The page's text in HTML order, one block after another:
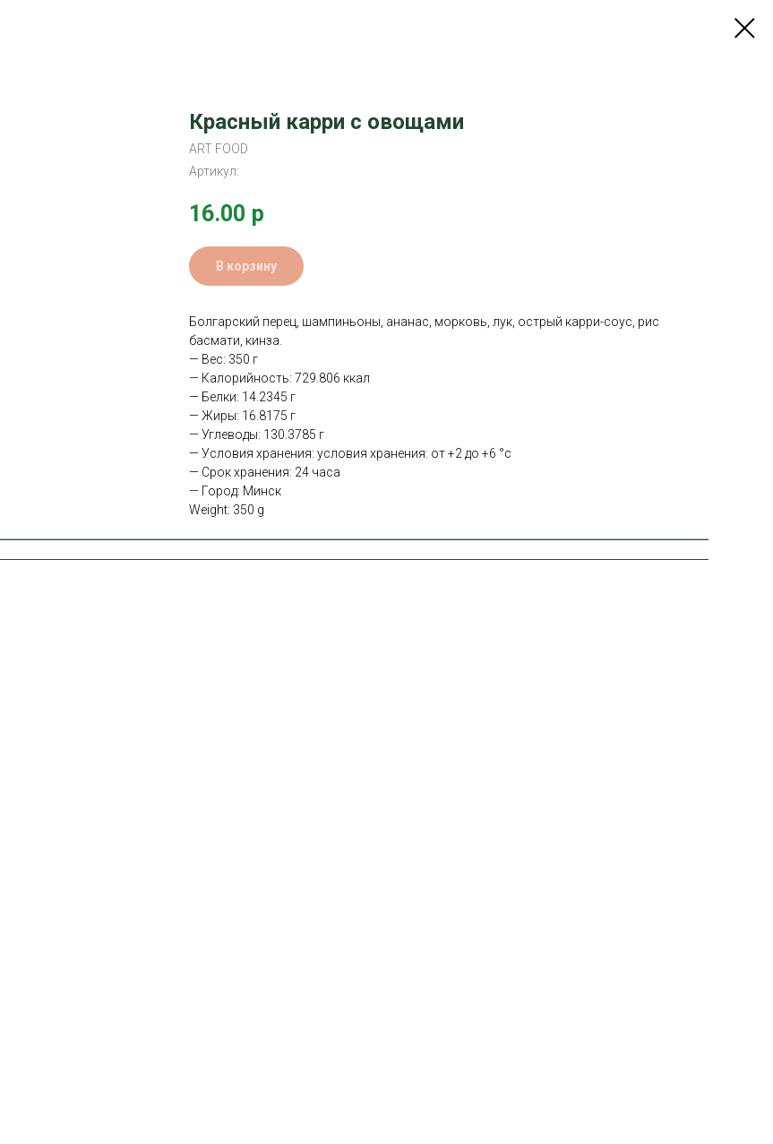
Красный карри с овощами
ART FOOD
Артикул:
16.00 р
В корзину
Болгарский перец, шампиньоны, ананас, морковь, лук, острый карри-соус, рис
басмати, кинза.
— Вес: 350 г
— Калорийность: 729.806 ккал
— Белки: 14.2345 г
— Жиры: 16.8175 г
— Углеводы: 130.3785 г
— Условия хранения: условия хранения: от +2 до +6 °с
— Срок хранения: 24 часа
— Город: Минск
Weight: 350 g